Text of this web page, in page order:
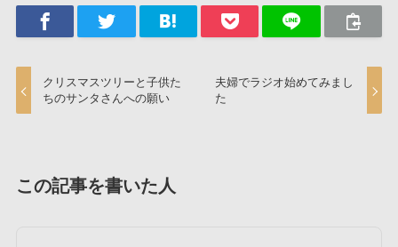
クリスマスツリーと子供た
ちのサンタさんへの願い
夫婦でラジオ始めてみまし
た
この記事を書いた人